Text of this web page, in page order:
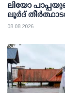
ലിയോ
ലൂർദ്
08 08 2026